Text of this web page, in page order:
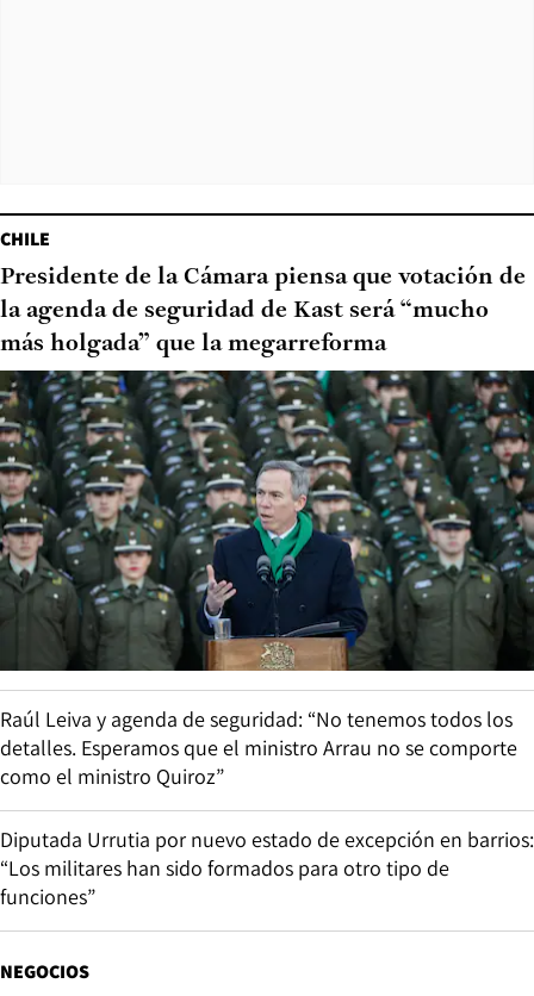
CHILE
Presidente de la Cámara piensa que votación de
la agenda de seguridad de Kast será “mucho
más holgada” que la megarreforma
Raúl Leiva y agenda de seguridad: “No tenemos todos los
detalles. Esperamos que el ministro Arrau no se comporte
como el ministro Quiroz”
Diputada Urrutia por nuevo estado de excepción en barrios:
“Los militares han sido formados para otro tipo de
funciones”
NEGOCIOS